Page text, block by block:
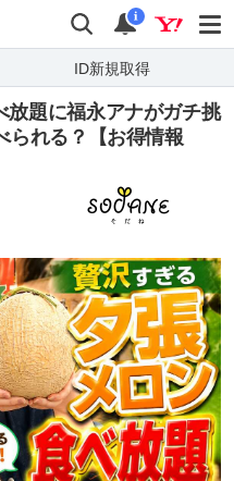
検索 通知
i
ID新規取得
放題に福永アナがガチ挑
られる？【お得情報